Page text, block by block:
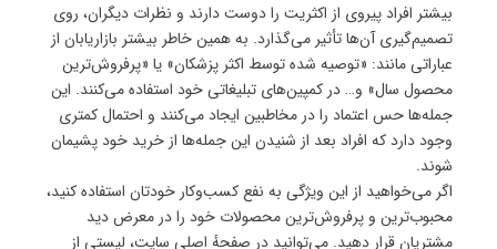
بیشتر افراد پیروی از اکثریت را دوست دارند و نظرات دیگران، روی
تصمیم‌گیری آن‌ها تأثیر می‌گذارد. به همین خاطر بیشتر بازاریابان از
عباراتی مانند: «توصیه شده توسط اکثر پزشکان» یا «پرفروش‌ترین
محصول سال» و… در کمپین‌های تبلیغاتی خود استفاده می‌کنند. این
جمله‌ها حس اعتماد را در مخاطبین ایجاد می‌کنند و احتمال کمتری
وجود دارد که افراد بعد از شنیدن این جمله‌ها از خرید خود پشیمان
شوند.
اگر می‌خواهید از این ویژگی به نفع کسب‌وکار خودتان استفاده کنید،
محبوب‌ترین و پرفروش‌ترین محصولات خود را در معرض دید
مشتریان قرار دهید. می‌توانید در صفحهٔ اصلی سایت، لیستی از